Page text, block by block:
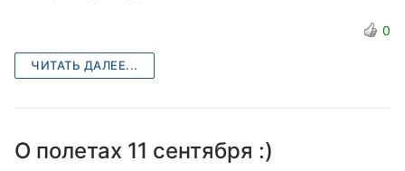
0
ЧИТАТЬ ДАЛЕЕ...
О полетах 11 сентября :)